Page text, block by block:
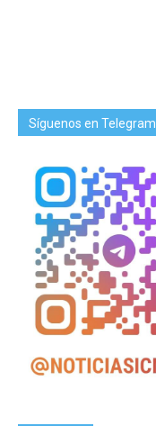
Síguenos en Telegram